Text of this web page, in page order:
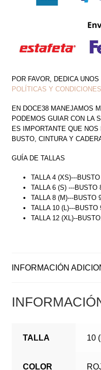
POR FAVOR, DEDICA
POLÍTICAS Y CONDICIONES
EN DOCE38 MANEJAMOS
PODEMOS GUIAR CON LA
ES IMPORTANTE QUE
BUSTO, CINTURA Y
GUÍA DE TALLAS
TALLA 4 (XS)---
TALLA 6 (S) ---BUSTO
TALLA 8 (M)---BUSTO
TALLA 10 (L)---BUSTO
TALLA 12 (XL)--
INFORMACIÓN
TALLA 10
COLOR